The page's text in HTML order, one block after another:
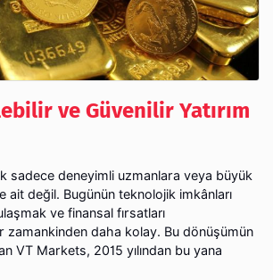
ve Güvenilir Yatırım
sadece deneyimli uzmanlara veya büyük
ait değil. Bugünün teknolojik imkânları
ve finansal fırsatları
zamankinden daha kolay. Bu dönüşümün
VT Markets, 2015 yılından bu yana